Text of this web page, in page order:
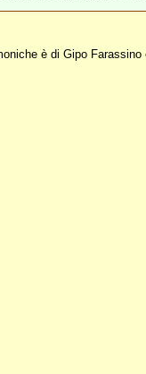
è di Gipo